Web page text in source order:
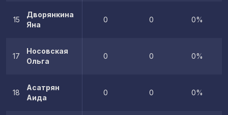
15
Дворянкина
Яна
0 0 0%
17
Носовская
Ольга
0 0 0%
18
Асатрян
Аида
0 0 0%